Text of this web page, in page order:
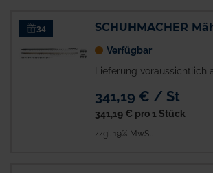
34 SCHUHMACHER
Verfügbar
Lieferung voraussichtlich
341,19 € / St
341,19 € pro 1 Stück
zzgl. 19% MwSt.